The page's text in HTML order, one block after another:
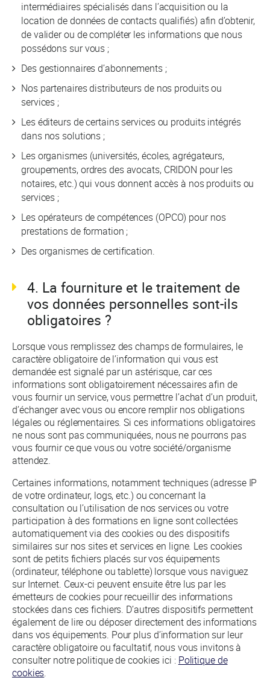
intermédiaires spécialisés dans l’acquisition ou la
location de données de contacts qualifiés) afin d’obtenir,
de valider ou de compléter les informations que nous
possédons sur vous ;
Des gestionnaires d’abonnements ;
Nos partenaires distributeurs de nos produits ou
services ;
Les éditeurs de certains services ou produits intégrés
dans nos solutions ;
Les organismes (universités, écoles, agrégateurs,
groupements, ordres des avocats, CRIDON pour les
notaires, etc.) qui vous donnent accès à nos produits ou
services ;
Les opérateurs de compétences (OPCO) pour nos
prestations de formation ;
Des organismes de certification.
4. La fourniture et le traitement de
vos données personnelles sont-ils
obligatoires ?
Lorsque vous remplissez des champs de formulaires, le
caractère obligatoire de l’information qui vous est
demandée est signalé par un astérisque, car ces
informations sont obligatoirement nécessaires afin de
vous fournir un service, vous permettre l’achat d’un produit,
d’échanger avec vous ou encore remplir nos obligations
légales ou réglementaires. Si ces informations obligatoires
ne nous sont pas communiquées, nous ne pourrons pas
vous fournir ce que vous ou votre société/organisme
attendez.
Certaines informations, notamment techniques (adresse IP
de votre ordinateur, logs, etc.) ou concernant la
consultation ou l’utilisation de nos services ou votre
participation à des formations en ligne sont collectées
automatiquement via des cookies ou des dispositifs
similaires sur nos sites et services en ligne. Les cookies
sont de petits fichiers placés sur vos équipements
(ordinateur, téléphone ou tablette) lorsque vous naviguez
sur Internet. Ceux-ci peuvent ensuite être lus par les
émetteurs de cookies pour recueillir des informations
stockées dans ces fichiers. D’autres dispositifs permettent
également de lire ou déposer directement des informations
dans vos équipements. Pour plus d’information sur leur
caractère obligatoire ou facultatif, nous vous invitons à
consulter notre politique de cookies ici : Politique de
cookies.